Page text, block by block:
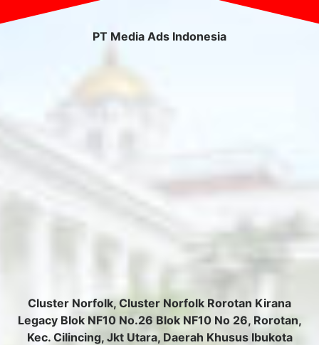
PT Media Ads Indonesia
Cluster Norfolk, Cluster Norfolk Rorotan Kirana
Legacy Blok NF10 No.26 Blok NF10 No 26, Rorotan,
Kec. Cilincing, Jkt Utara, Daerah Khusus Ibukota